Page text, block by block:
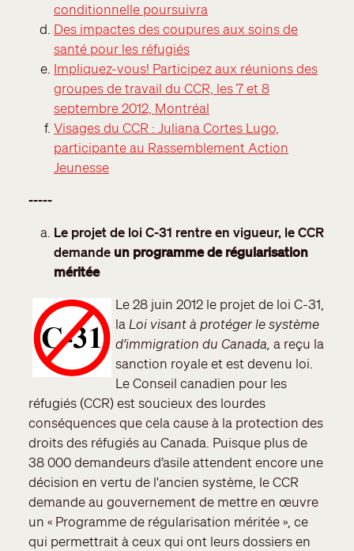
conditionnelle poursuivra
Des impactes des coupures aux soins de
santé pour les réfugiés
Impliquez-vous! Participez aux réunions des
groupes de travail du CCR, les 7 et 8
septembre 2012, Montréal
Visages du CCR : Juliana Cortes Lugo,
participante au Rassemblement Action
Jeunesse
-----
Le projet de loi C-31 rentre en vigueur, le CCR
demande un programme de régularisation
méritée
Le 28 juin 2012 le projet de loi C-31,
la Loi visant à protéger le système
d’immigration du Canada, a reçu la
sanction royale et est devenu loi.
Le Conseil canadien pour les
réfugiés (CCR) est soucieux des lourdes
conséquences que cela cause à la protection des
droits des réfugiés au Canada. Puisque plus de
38 000 demandeurs d’asile attendent encore une
décision en vertu de l'ancien système, le CCR
demande au gouvernement de mettre en œuvre
un « Programme de régularisation méritée », ce
qui permettrait à ceux qui ont leurs dossiers en